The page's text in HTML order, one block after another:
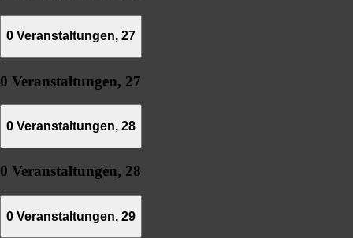
0 Veranstaltungen, 27
0 Veranstaltungen, 27
0 Veranstaltungen, 28
0 Veranstaltungen, 28
0 Veranstaltungen, 29